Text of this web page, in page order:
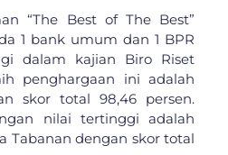
“The Best of The Best”
1 bank umum dan 1 BPR
dalam kajian Biro Riset
penghargaan ini adalah
skor total 98,46 persen.
nilai tertinggi adalah
Tabanan dengan skor total